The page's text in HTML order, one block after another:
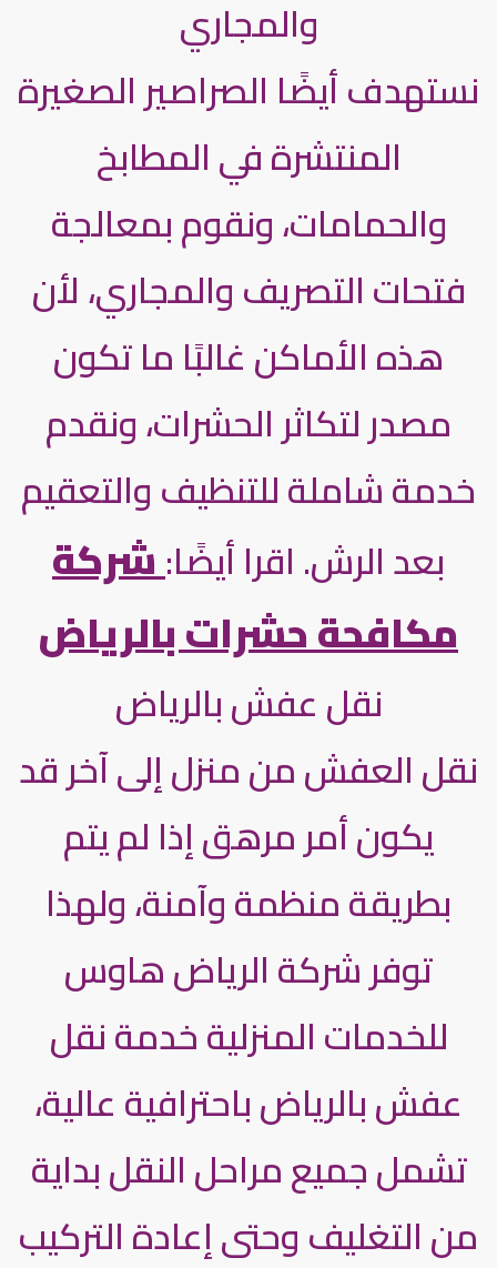
والمجاري
نستهدف أيضًا الصراصير الصغيرة
المنتشرة في المطابخ
والحمامات، ونقوم بمعالجة
فتحات التصريف والمجاري، لأن
هذه الأماكن غالبًا ما تكون
مصدر لتكاثر الحشرات، ونقدم
خدمة شاملة للتنظيف والتعقيم
بعد الرش. اقرا أيضًا:شركة
مكافحة حشرات بالرياض
نقل عفش بالرياض
نقل العفش من منزل إلى آخر قد
يكون أمر مرهق إذا لم يتم
بطريقة منظمة وآمنة، ولهذا
توفر شركة الرياض هاوس
للخدمات المنزلية خدمة نقل
عفش بالرياض باحترافية عالية،
تشمل جميع مراحل النقل بداية
من التغليف وحتى إعادة التركيب